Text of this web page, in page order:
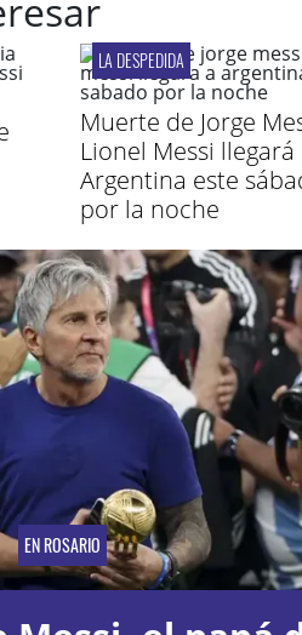
LA DESPEDIDA
Muerte de Jorge
Lionel Messi llegará
Argentina este
por la noche
EN ROSARIO